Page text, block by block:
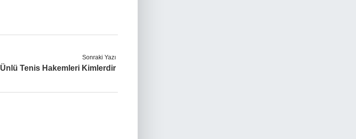
Sonraki Yazı
Ünlü Tenis Hakemleri Kimlerdir